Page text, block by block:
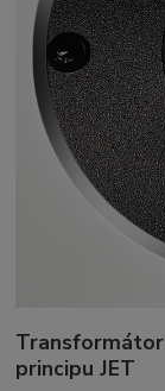
principu JET